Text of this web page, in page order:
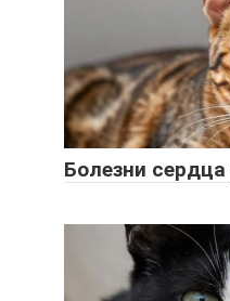
Болезни